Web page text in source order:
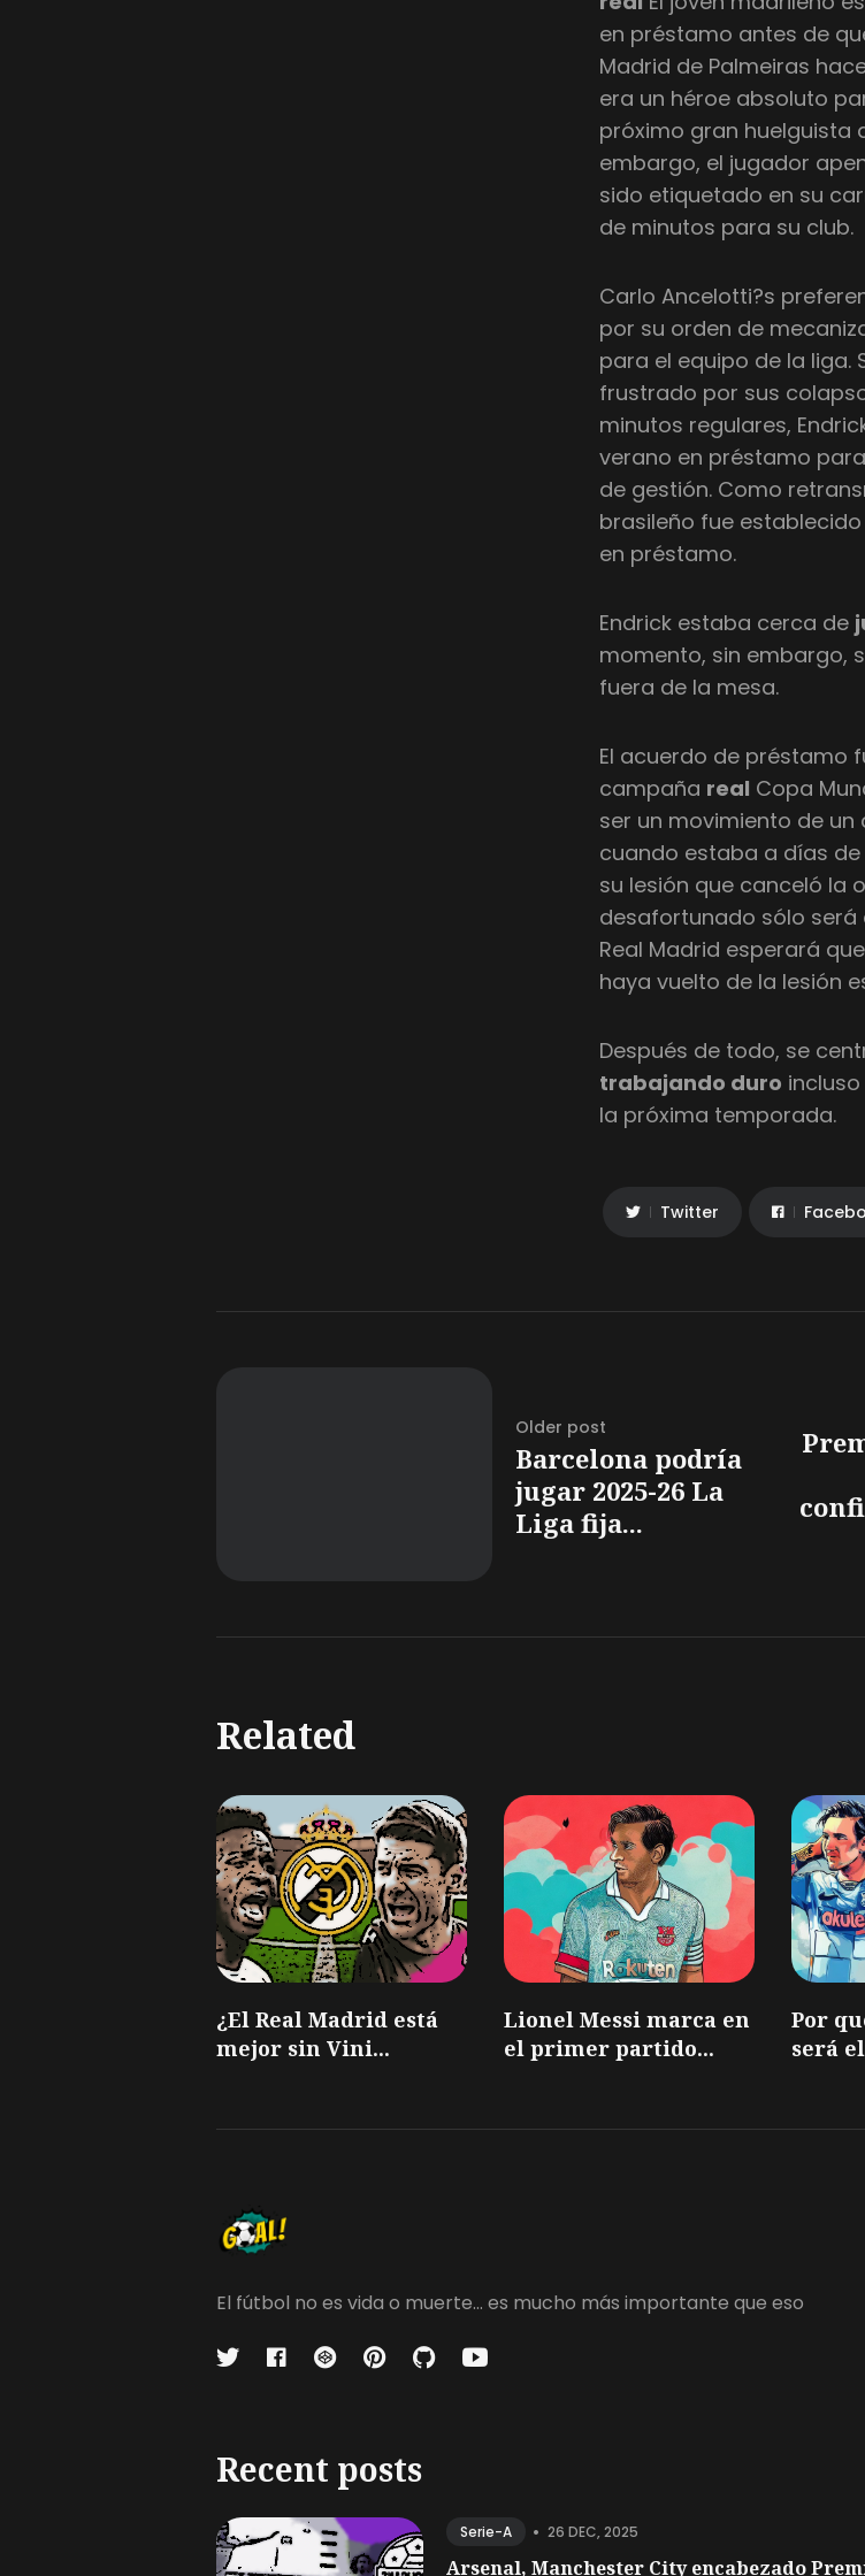
en préstamo antes de
Madrid de Palmeiras
era un héroe absoluto
próximo gran huelguista
embargo, el jugador
sido etiquetado en su
de minutos para su club.
Carlo Ancelotti?s
por su orden de
para el equipo de la liga.
frustrado por sus
minutos regulares,
verano en préstamo
de gestión. Como
brasileño fue establecido
en préstamo.
Endrick estaba cerca de
momento, sin embargo,
fuera de la mesa.
El acuerdo de préstamo
campaña real Copa
ser un movimiento de un
cuando estaba a días
su lesión que canceló la
desafortunado sólo será
Real Madrid esperará
haya vuelto de la lesión
Después de todo, se
trabajando duro
la próxima temporada.
Twitter
Older post
Barcelona podría
jugar 2025-26 La
Liga fija...
Related
¿El Real Madrid está
mejor sin Vini...
Lionel Messi marca en
el primer partido...
Por
será
El fútbol no es vida o muerte... es mucho más importante que eso
Recent posts
Serie-A • 26 DEC, 2025
Arsenal, Manchester City encabezado